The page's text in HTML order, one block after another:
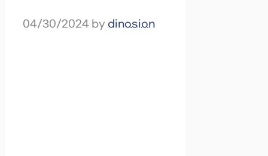
04/30/2024 by dinosion